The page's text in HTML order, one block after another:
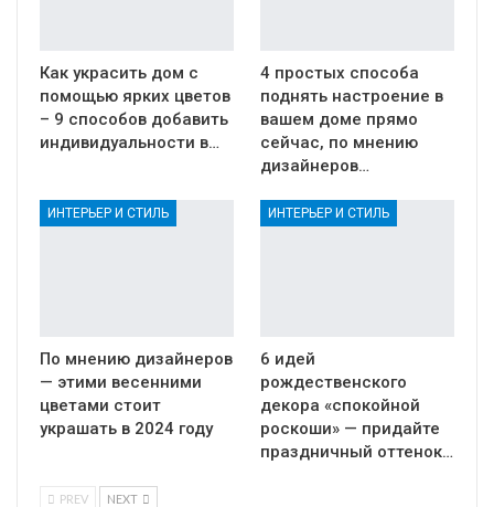
Как украсить дом с
помощью ярких цветов
– 9 способов добавить
индивидуальности в…
4 простых способа
поднять настроение в
вашем доме прямо
сейчас, по мнению
дизайнеров…
ИНТЕРЬЕР И СТИЛЬ
По мнению дизайнеров
— этими весенними
цветами стоит
украшать в 2024 году
ИНТЕРЬЕР И СТИЛЬ
6 идей
рождественского
декора «спокойной
роскоши» — придайте
праздничный оттенок…
PREV NEXT